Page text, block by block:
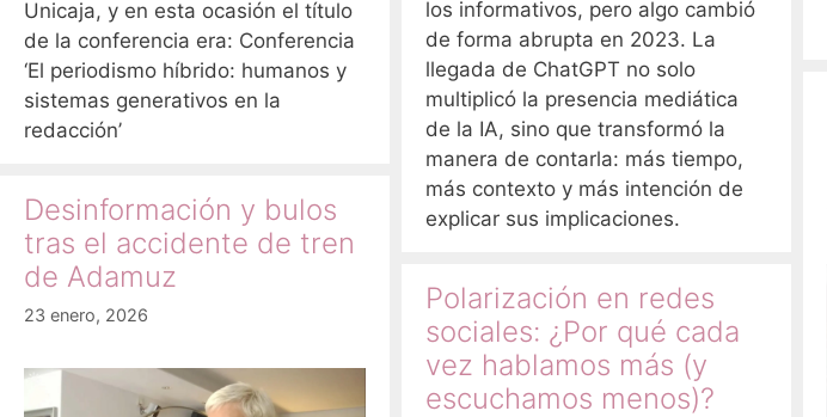
Unicaja, y en esta ocasión el título
de la conferencia era: Conferencia
‘El periodismo híbrido: humanos y
sistemas generativos en la
redacción’
los informativos, pero algo cambió
de forma abrupta en 2023. La
llegada de ChatGPT no solo
multiplicó la presencia mediática
de la IA, sino que transformó la
manera de contarla: más tiempo,
más contexto y más intención de
explicar sus implicaciones.
Desinformación y bulos
tras el accidente de tren
de Adamuz
23 enero, 2026
Polarización en redes
sociales: ¿Por qué cada
vez hablamos más (y
escuchamos menos)?